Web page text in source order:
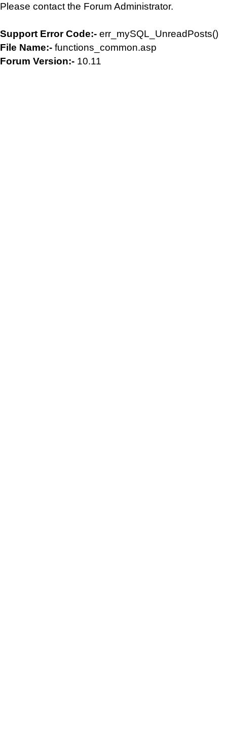
Please contact the Forum Administrator.
Support Error Code:- err_mySQL_UnreadPosts()
File Name:- functions_common.asp
Forum Version:- 10.11